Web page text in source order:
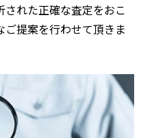
れた正確な査定をおこ
提案を行わせて頂きま